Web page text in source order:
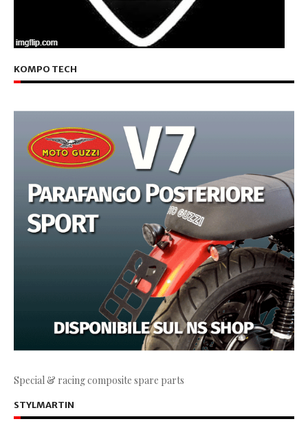
KOMPO TECH
Special & racing composite spare parts
STYLMARTIN